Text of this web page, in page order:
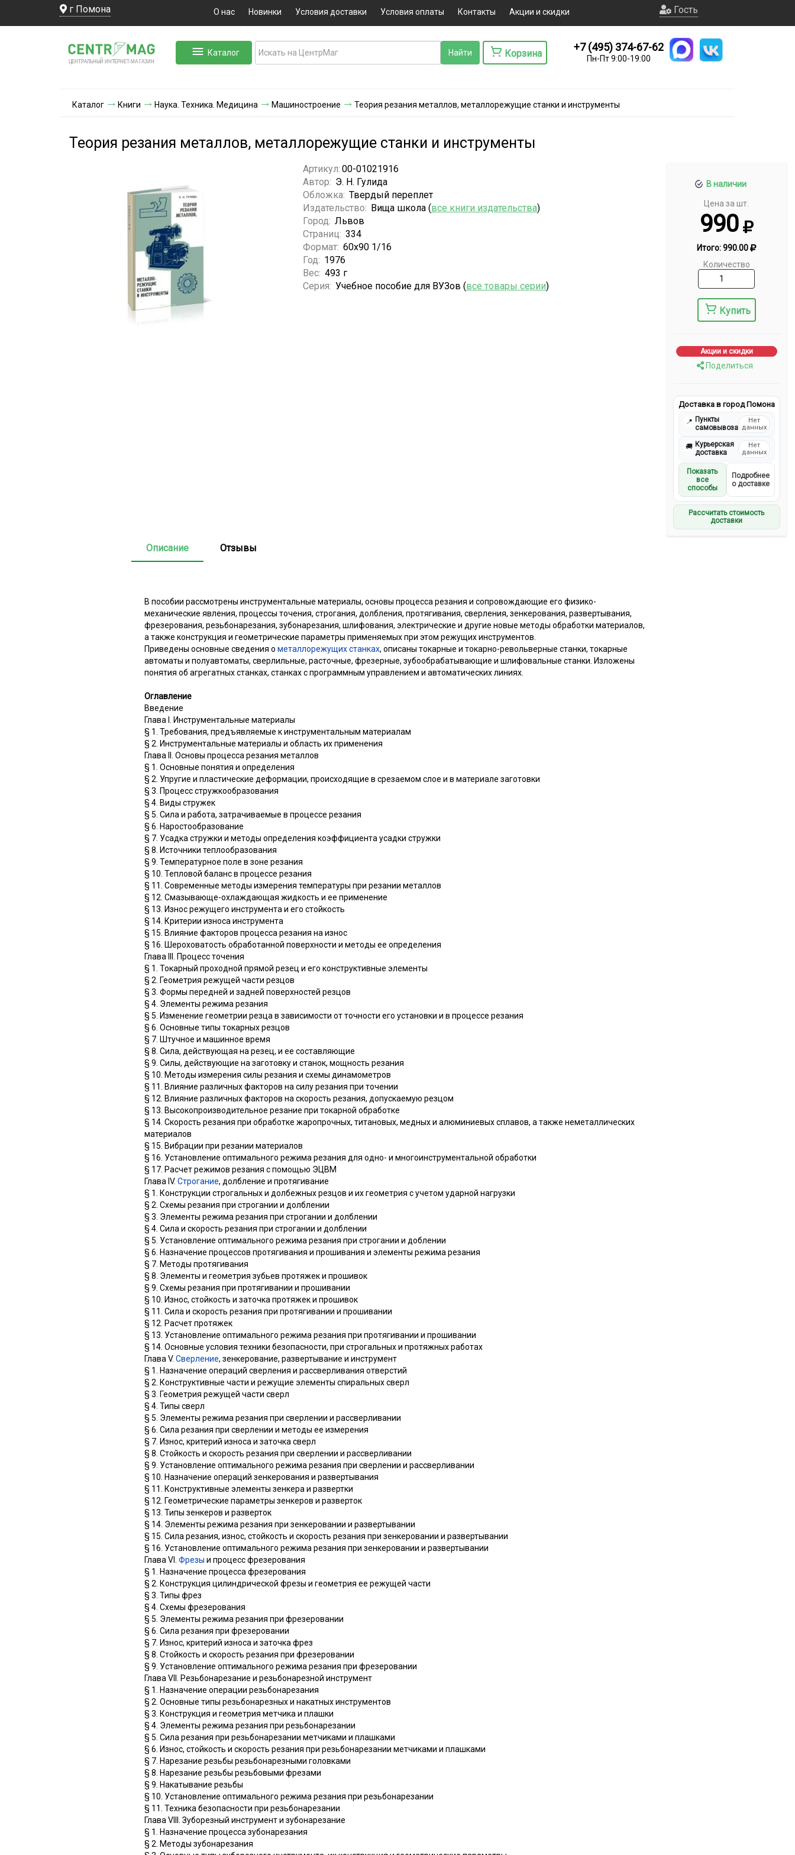
г Помона О нас Новинки Условия доставки Условия оплаты Контакты Акции и скидки Гость
ЦЕНТРАЛЬНЫЙ ИНТЕРНЕТ-МА ГАЗИН
Каталог Корзина
+7 (495) 374-67-62
Пн-Пт 9:00-19:00
Каталог Книги Наука. Техника. Медицина Машиностроение Теория резания металлов, металлорежущие станки и инструменты
Теория резания металлов, металлорежущие станки и инструменты
В наличии
Цена за шт.
990
Итого:990.00
Количество
Купить
Акции и скидки
Поделиться
Доставка в город Помона
📍 Пункты
самовывоза
Нет
данных
🚚 Курьерская
доставка
Нет
данных
Показать
все
способы
Подробнее
о доставке
Рассчитать стоимость
доставки
Артикул: 00-01021916
Автор: Э. Н. Гулида
Обложка: Твердый переплет
Издательство: Вища школа (все книги издательства)
Город: Львов
Страниц: 334
Формат: 60х90 1/16
Год: 1976
Вес: 493 г
Серия: Учебное пособие для ВУЗов (все товары серии)
Описание Отзывы
В пособии рассмотрены инструментальные материалы, основы процесса резания и сопровождающие его физико-
механические явления, процессы точения, строгания, долбления, протягивания, сверления, зенкерования, развертывания,
фрезерования, резьбонарезания, зубонарезания, шлифования, электрические и другие новые методы обработки материалов,
а также конструкция и геометрические параметры применяемых при этом режущих инструментов.
Приведены основные сведения о металлорежущих станках, описаны токарные и токарно-револьверные станки, токарные
автоматы и полуавтоматы, сверлильные, расточные, фрезерные, зубообрабатывающие и шлифовальные станки. Изложены
понятия об агрегатных станках, станках с программным управлением и автоматических линиях.
Оглавление
Введение
Глава I. Инструментальные материалы
§ 1. Требования, предъявляемые к инструментальным материалам
§ 2. Инструментальные материалы и область их применения
Глава II. Основы процесса резания металлов
§ 1. Основные понятия и определения
§ 2. Упругие и пластические деформации, происходящие в срезаемом слое и в материале заготовки
§ 3. Процесс стружкообразования
§ 4. Виды стружек
§ 5. Сила и работа, затрачиваемые в процессе резания
§ 6. Наростообразование
§ 7. Усадка стружки и методы определения коэффициента усадки стружки
§ 8. Источники теплообразования
§ 9. Температурное поле в зоне резания
§ 10. Тепловой баланс в процессе резания
§ 11. Современные методы измерения температуры при резании металлов
§ 12. Смазывающе-охлаждающая жидкость и ее применение
§ 13. Износ режущего инструмента и его стойкость
§ 14. Критерии износа инструмента
§ 15. Влияние факторов процесса резания на износ
§ 16. Шероховатость обработанной поверхности и методы ее определения
Глава III. Процесс точения
§ 1. Токарный проходной прямой резец и его конструктивные элементы
§ 2. Геометрия режущей части резцов
§ 3. Формы передней и задней поверхностей резцов
§ 4. Элементы режима резания
§ 5. Изменение геометрии резца в зависимости от точности его установки и в процессе резания
§ 6. Основные типы токарных резцов
§ 7. Штучное и машинное время
§ 8. Сила, действующая на резец, и ее составляющие
§ 9. Силы, действующие на заготовку и станок, мощность резания
§ 10. Методы измерения силы резания и схемы динамометров
§ 11. Влияние различных факторов на силу резания при точении
§ 12. Влияние различных факторов на скорость резания, допускаемую резцом
§ 13. Высокопроизводительное резание при токарной обработке
§ 14. Скорость резания при обработке жаропрочных, титановых, медных и алюминиевых сплавов, а также неметаллических
материалов
§ 15. Вибрации при резании материалов
§ 16. Установление оптимального режима резания для одно- и многоинструментальной обработки
§ 17. Расчет режимов резания с помощью ЭЦВМ
Глава IV. Строгание, долбление и протягивание
§ 1. Конструкции строгальных и долбежных резцов и их геометрия с учетом ударной нагрузки
§ 2. Схемы резания при строгании и долблении
§ 3. Элементы режима резания при строгании и долблении
§ 4. Сила и скорость резания при строгании и долблении
§ 5. Установление оптимального режима резания при строгании и доблении
§ 6. Назначение процессов протягивания и прошивания и элементы режима резания
§ 7. Методы протягивания
§ 8. Элементы и геометрия зубьев протяжек и прошивок
§ 9. Схемы резания при протягивании и прошивании
§ 10. Износ, стойкость и заточка протяжек и прошивок
§ 11. Сила и скорость резания при протягивании и прошивании
§ 12. Расчет протяжек
§ 13. Установление оптимального режима резания при протягивании и прошивании
§ 14. Основные условия техники безопасности, при строгальных и протяжных работах
Глава V. Сверление, зенкерование, развертывание и инструмент
§ 1. Назначение операций сверления и рассверливания отверстий
§ 2. Конструктивные части и режущие элементы спиральных сверл
§ 3. Геометрия режущей части сверл
§ 4. Типы сверл
§ 5. Элементы режима резания при сверлении и рассверливании
§ 6. Сила резания при сверлении и методы ее измерения
§ 7. Износ, критерий износа и заточка сверл
§ 8. Стойкость и скорость резания при сверлении и рассверливании
§ 9. Установление оптимального режима резания при сверлении и рассверливании
§ 10. Назначение операций зенкерования и развертывания
§ 11. Конструктивные элементы зенкера и развертки
§ 12. Геометрические параметры зенкеров и разверток
§ 13. Типы зенкеров и разверток
§ 14. Элементы режима резания при зенкеровании и развертывании
§ 15. Сила резания, износ, стойкость и скорость резания при зенкеровании и развертывании
§ 16. Установление оптимального режима резания при зенкеровании и развертывании
Глава VI. Фрезы и процесс фрезерования
§ 1. Назначение процесса фрезерования
§ 2. Конструкция цилиндрической фрезы и геометрия ее режущей части
§ 3. Типы фрез
§ 4. Схемы фрезерования
§ 5. Элементы режима резания при фрезеровании
§ 6. Сила резания при фрезеровании
§ 7. Износ, критерий износа и заточка фрез
§ 8. Стойкость и скорость резания при фрезеровании
§ 9. Установление оптимального режима резания при фрезеровании
Глава VII. Резьбонарезание и резьбонарезной инструмент
§ 1. Назначение операции резьбонарезания
§ 2. Основные типы резьбонарезных и накатных инструментов
§ 3. Конструкция и геометрия метчика и плашки
§ 4. Элементы режима резания при резьбонарезании
§ 5. Сила резания при резьбонарезании метчиками и плашками
§ 6. Износ, стойкость и скорость резания при резьбонарезании метчиками и плашками
§ 7. Нарезание резьбы резьбонарезными головками
§ 8. Нарезание резьбы резьбовыми фрезами
§ 9. Накатывание резьбы
§ 10. Установление оптимального режима резания при резьбонарезании
§ 11. Техника безопасности при резьбонарезании
Глава VIII. Зуборезный инструмент и зубонарезание
§ 1. Назначение процесса зубонарезания
§ 2. Методы зубонарезания